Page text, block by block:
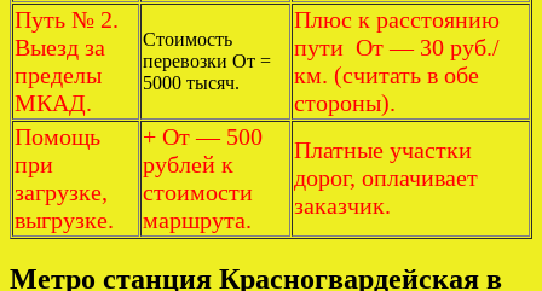
Путь № 2.
Выезд за
пределы
МКАД.
Стоимость
перевозки От =
5000 тысяч.
Плюс к расстоянию
пути От — 30 руб./
км. (считать в обе
стороны).
Помощь
при
загрузке,
выгрузке.
+ От — 500
рублей к
стоимости
маршрута.
Платные участки
дорог, оплачивает
заказчик.
Метро станция Красногвардейская в